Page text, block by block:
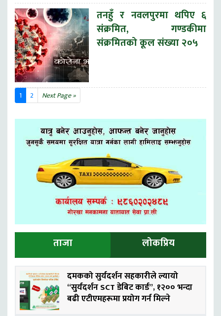
तनहुँ र नवलपुरमा थपिए ६
संक्रमित, गण्डकीमा
संक्रमितको कूल संख्या २०५
1 2 Next Page »
ताजा लोकप्रिय
दमकको सुर्यदर्शन सहकारीले ल्यायो
“सुर्यदर्शन SCT डेबिट कार्ड”, १२०० भन्दा
बढी एटीएमहरूमा प्रयोग गर्न मिल्ने